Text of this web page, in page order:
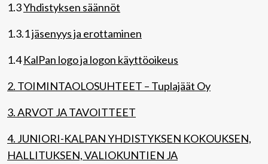
1.3Yhdistyksen säännöt
1.3.1jäsenyys ja erottaminen
1.4KalPan logo ja logon käyttöoikeus
2. TOIMINTAOLOSUHTEET – Tuplajäät Oy
3. ARVOT JA TAVOITTEET
4. JUNIORI-KALPAN YHDISTYKSEN KOKOUKSEN,
HALLITUKSEN, VALIOKUNTIEN JA